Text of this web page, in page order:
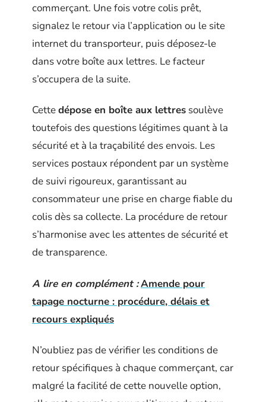
commerçant. Une fois votre colis prêt,
signalez le retour via l’application ou le site
internet du transporteur, puis déposez-le
dans votre boîte aux lettres. Le facteur
s’occupera de la suite.
Cettedépose en boîte aux lettres soulève
toutefois des questions légitimes quant à la
sécurité et à la traçabilité des envois. Les
services postaux répondent par un système
de suivi rigoureux, garantissant au
consommateur une prise en charge fiable du
colis dès sa collecte. La procédure de retour
s’harmonise avec les attentes de sécurité et
de transparence.
A lire en complément :Amende pour
tapage nocturne : procédure, délais et
recours expliqués
N’oubliez pas de vérifier les conditions de
retour spécifiques à chaque commerçant, car
malgré la facilité de cette nouvelle option,